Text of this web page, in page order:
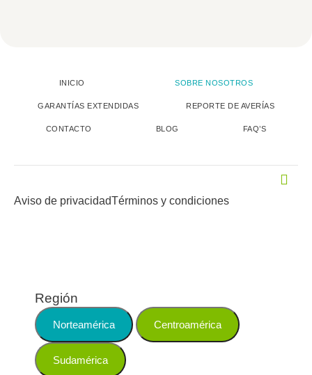
INICIO SOBRE NOSOTROS
GARANTÍAS EXTENDIDAS REPORTE DE AVERÍAS
CONTACTO BLOG FAQ’S
Aviso de privacidadTérminos y condiciones
Región
Norteamérica Centroamérica
Sudamérica